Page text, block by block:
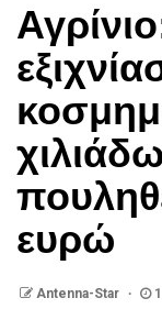
ευρώ
Antenna-Star 1